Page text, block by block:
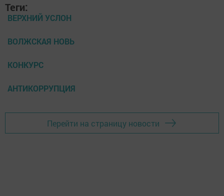
Теги:
ВЕРХНИЙ УСЛОН
ВОЛЖСКАЯ НОВЬ
КОНКУРС
АНТИКОРРУПЦИЯ
Перейти на страницу новости